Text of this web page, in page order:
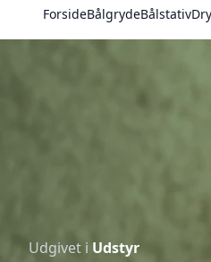
ForsideBålgrydeBålstativ
Udgivet i Udstyr